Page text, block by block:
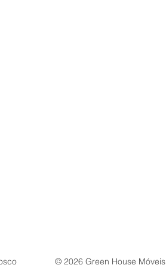
© 2026 Green House Móveis